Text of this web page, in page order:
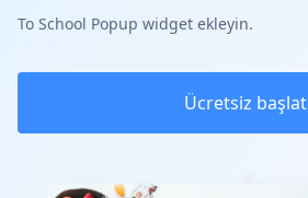
To School Popup widget ekleyin.
Ücretsiz başlat